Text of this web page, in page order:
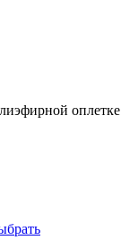
оплетке